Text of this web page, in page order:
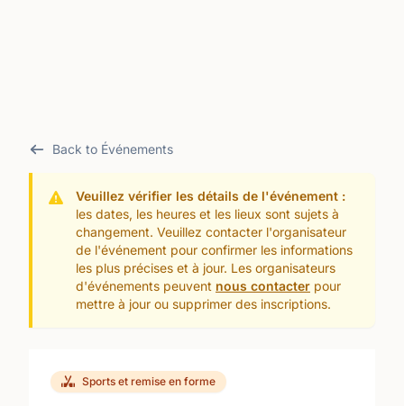
Back to Événements
Veuillez vérifier les détails de l'événement :
les dates, les heures et les lieux sont sujets à
changement. Veuillez contacter l'organisateur
de l'événement pour confirmer les informations
les plus précises et à jour. Les organisateurs
d'événements peuvent nous contacter pour
mettre à jour ou supprimer des inscriptions.
Sports et remise en forme